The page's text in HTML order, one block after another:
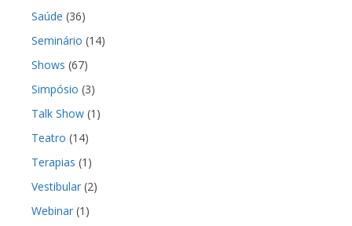
Saúde (36)
Seminário (14)
Shows (67)
Simpósio (3)
Talk Show(1)
Teatro (14)
Terapias (1)
Vestibular(2)
Webinar(1)